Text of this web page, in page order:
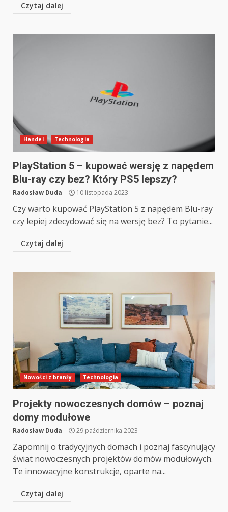
Czytaj dalej
Handel Technologia
PlayStation 5 – kupować wersję z napędem
Blu-ray czy bez? Który PS5 lepszy?
Radosław Duda 10 listopada 2023
Czy warto kupować PlayStation 5 z napędem Blu-ray
czy lepiej zdecydować się na wersję bez? To pytanie...
Czytaj dalej
Nowości z branży Technologia
Projekty nowoczesnych domów – poznaj
domy modułowe
Radosław Duda 29 października 2023
Zapomnij o tradycyjnych domach i poznaj fascynujący
świat nowoczesnych projektów domów modułowych.
Te innowacyjne konstrukcje, oparte na...
Czytaj dalej